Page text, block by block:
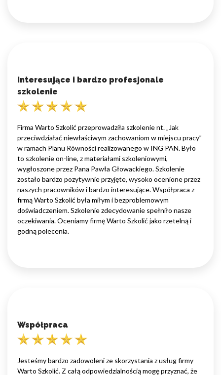
Interesujące i bardzo profesjonale
szkolenie
Firma Warto Szkolić przeprowadziła szkolenie nt. „Jak
przeciwdziałać niewłaściwym zachowaniom w miejscu pracy”
w ramach Planu Równości realizowanego w ING PAN. Było
to szkolenie on-line, z materiałami szkoleniowymi,
wygłoszone przez Pana Pawła Głowackiego. Szkolenie
zostało bardzo pozytywnie przyjęte, wysoko ocenione przez
naszych pracowników i bardzo interesujące. Współpraca z
firmą Warto Szkolić była miłym i bezproblemowym
doświadczeniem. Szkolenie zdecydowanie spełniło nasze
oczekiwania. Oceniamy firmę Warto Szkolić jako rzetelną i
godną polecenia.
Współpraca
Jesteśmy bardzo zadowoleni ze skorzystania z usług firmy
Warto Szkolić. Z całą odpowiedzialnością mogę przyznać, że